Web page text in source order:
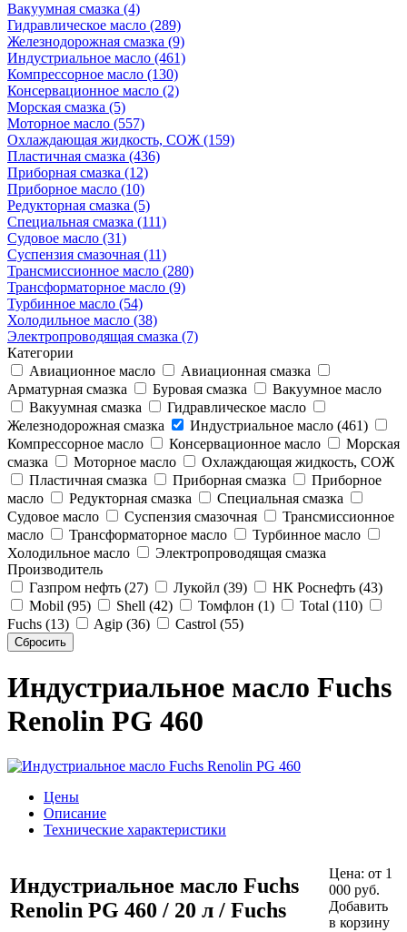
Вакуумная смазка (4)
Гидравлическое масло (289)
Железнодорожная смазка (9)
Индустриальное масло (461)
Компрессорное масло (130)
Консервационное масло (2)
Морская смазка (5)
Моторное масло (557)
Охлаждающая жидкость, СОЖ (159)
Пластичная смазка (436)
Приборная смазка (12)
Приборное масло (10)
Редукторная смазка (5)
Специальная смазка (111)
Судовое масло (31)
Суспензия смазочная (11)
Трансмиссионное масло (280)
Трансформаторное масло (9)
Турбинное масло (54)
Холодильное масло (38)
Электропроводящая смазка (7)
Категории
Авиационное масло
Авиационная смазка
Арматурная смазка
Буровая смазка
Вакуумное масло
Вакуумная смазка
Гидравлическое масло
Железнодорожная смазка
Индустриальное масло (461)
Компрессорное масло
Консервационное масло
Морская
смазка
Моторное масло
Охлаждающая жидкость, СОЖ
Пластичная смазка
Приборная смазка
Приборное
масло
Редукторная смазка
Специальная смазка
Судовое масло
Суспензия смазочная
Трансмиссионное
масло
Трансформаторное масло
Турбинное масло
Холодильное масло
Электропроводящая смазка
Производитель
Газпром нефть (27)
Лукойл (39)
НК Роснефть (43)
Mobil (95)
Shell (42) Томфлон (1)
Total (110)
Fuchs (13)
Agip (36) Castrol (55)
Индустриальное масло Fuchs
Renolin PG 460
Цены
Описание
Технические характеристики
Индустриальное масло Fuchs
Renolin PG 460 / 20 л / Fuchs
Цена: от 1
000 руб.
Добавить
в корзину